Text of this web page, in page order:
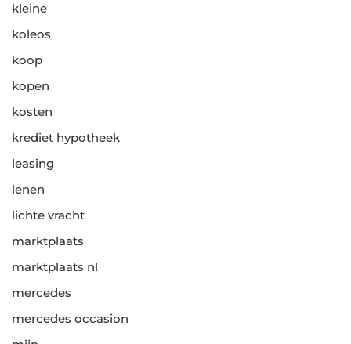
kleine
koleos
koop
kopen
kosten
krediet hypotheek
leasing
lenen
lichte vracht
marktplaats
marktplaats nl
mercedes
mercedes occasion